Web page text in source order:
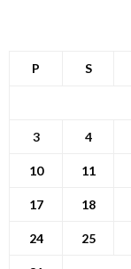
P S
3 4
10 11
17 18
24 25